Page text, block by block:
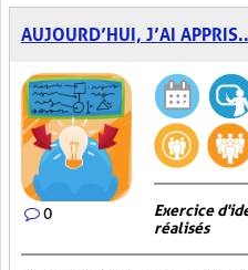
AUJOURD’HUI, J’AI
0
Exercice
réalisés